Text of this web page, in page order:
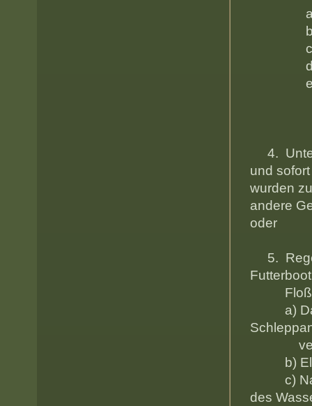
a) das
b) die
c) die
d) das
e) die
4.
und
andere
oder
5.
Floß,
a) Das
b)
c) Nach
des